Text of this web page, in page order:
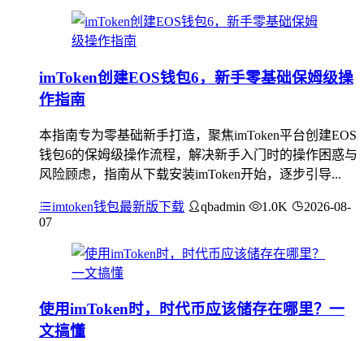
imToken创建EOS钱包6，新手零基础保姆级操
作指南
本指南专为零基础新手打造，聚焦imToken平台创建EOS
钱包6的保姆级操作流程，解决新手入门时的操作困惑与
风险顾虑，指南从下载安装imToken开始，逐步引导...
imtoken钱包最新版下载 qbadmin 1.0K
2026-08-
07
使用imToken时，时代币应该储存在哪里？一
文搞懂